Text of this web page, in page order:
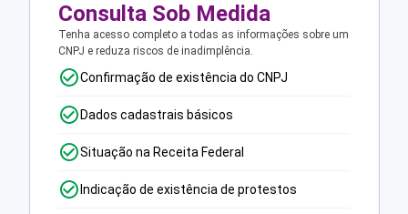
Consulta Sob Medida
Tenha acesso completo a todas as informações sobre um
CNPJ e reduza riscos de inadimplência.
Confirmação de existência do CNPJ
Dados cadastrais básicos
Situação na Receita Federal
Indicação de existência de protestos